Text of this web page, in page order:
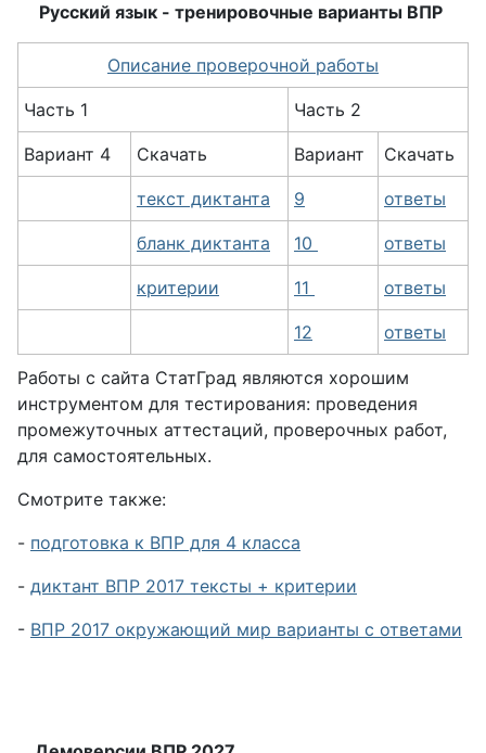
Русский язык - тренировочные варианты ВПР
Описание проверочной работы
Часть 1 Часть 2
Вариант 4 Скачать Вариант Скачать
текст диктанта 9 ответы
бланк диктанта 10 ответы
критерии 11 ответы
12 ответы
Работы с сайта СтатГрад являются хорошим
инструментом для тестирования: проведения
промежуточных аттестаций, проверочных работ,
для самостоятельных.
Смотрите также:
- подготовка к ВПР для 4 класса
- диктант ВПР 2017 тексты + критерии
- ВПР 2017 окружающий мир варианты с ответами